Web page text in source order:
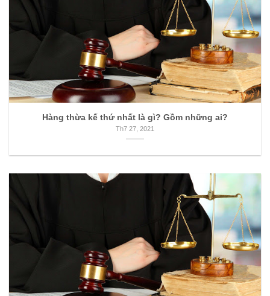
Hàng thừa kế thứ nhất là gì? Gồm những ai?
Th7 27, 2021